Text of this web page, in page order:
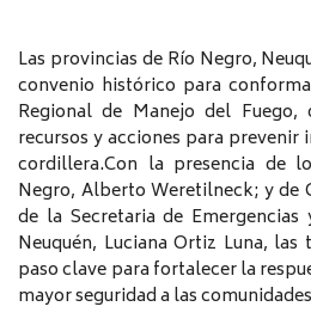
Las provincias de Río Negro,
convenio histórico para
Regional de Manejo del
recursos y acciones para prevenir
cordillera.Con la presencia de
Negro, Alberto Weretilneck; y de
de la Secretaria de Emergencias
Neuquén, Luciana Ortiz Luna,
paso clave para fortalecer la
mayor seguridad a las